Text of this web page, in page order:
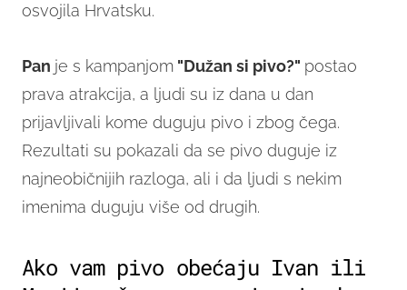
osvojila Hrvatsku.
Pan je s kampanjom "Dužan si pivo?" postao
prava atrakcija, a ljudi su iz dana u dan
prijavljivali kome duguju pivo i zbog čega.
Rezultati su pokazali da se pivo duguje iz
najneobičnijih razloga, ali i da ljudi s nekim
imenima duguju više od drugih.
Ako vam pivo obećaju Ivan ili